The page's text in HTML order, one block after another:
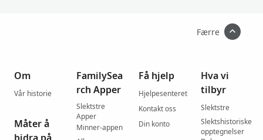
Færre
Om
Vår historie
Måter å
FamilySea
rch Apper
Slektstre
Apper
Minner-appen
Få hjelp
Hjelpesenteret
Kontakt oss
Din konto
Hva vi
tilbyr
Slektstre
Slektshistoriske
opptegnelser